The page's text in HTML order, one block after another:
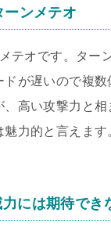
ーンメテオ
テオです。ター
が遅いので複数
、高い攻撃力と相
魅力的と言えます
には期待でき